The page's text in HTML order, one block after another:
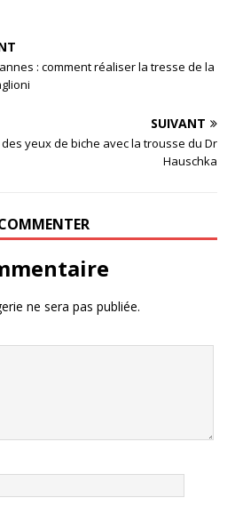
: comment réaliser la tresse de la
SUIVANT
yeux de biche avec la trousse du Dr
Hauschka
ne sera pas publiée.